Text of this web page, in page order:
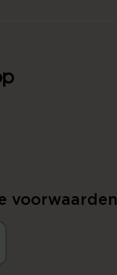
voorwaarden